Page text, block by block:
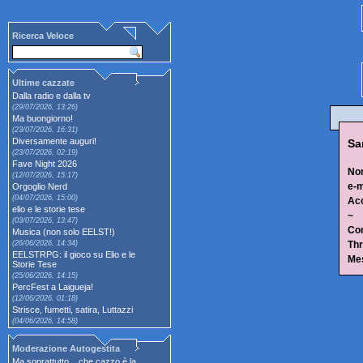
Ricerca Veloce
Ultime cazzate
Dalla radio e dalla tv
(29/07/2026, 13:26)
Ma buongiorno!
(23/07/2026, 16:31)
Diversamente auguri!
(23/07/2026, 02:19)
Fave Night 2026
(12/07/2026, 15:17)
Orgoglio Nerd
(04/07/2026, 15:00)
elio e le storie tese
(03/07/2026, 13:47)
Musica (non solo EELST!)
(26/06/2026, 14:34)
EELSTRPG: il gioco su Elio e le
Storie Tese
(25/06/2026, 14:15)
PercFest a Laigueja!
(12/06/2026, 01:18)
Strisce, fumetti, satira, Luttazzi
(04/06/2026, 14:58)
Moderazione Autogestita
e-
~